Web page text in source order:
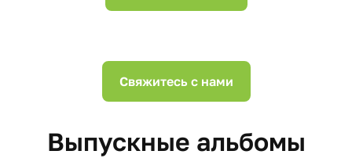
Свяжитесь с нами
Выпускные альбомы